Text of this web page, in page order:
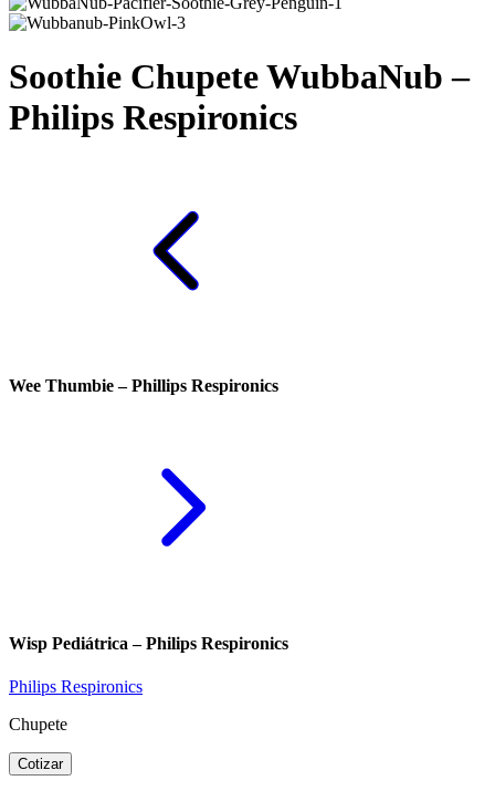
Soothie Chupete WubbaNub –
Philips Respironics
Wee Thumbie – Phillips Respironics
Wisp Pediátrica – Philips Respironics
Philips Respironics
Chupete
Cotizar